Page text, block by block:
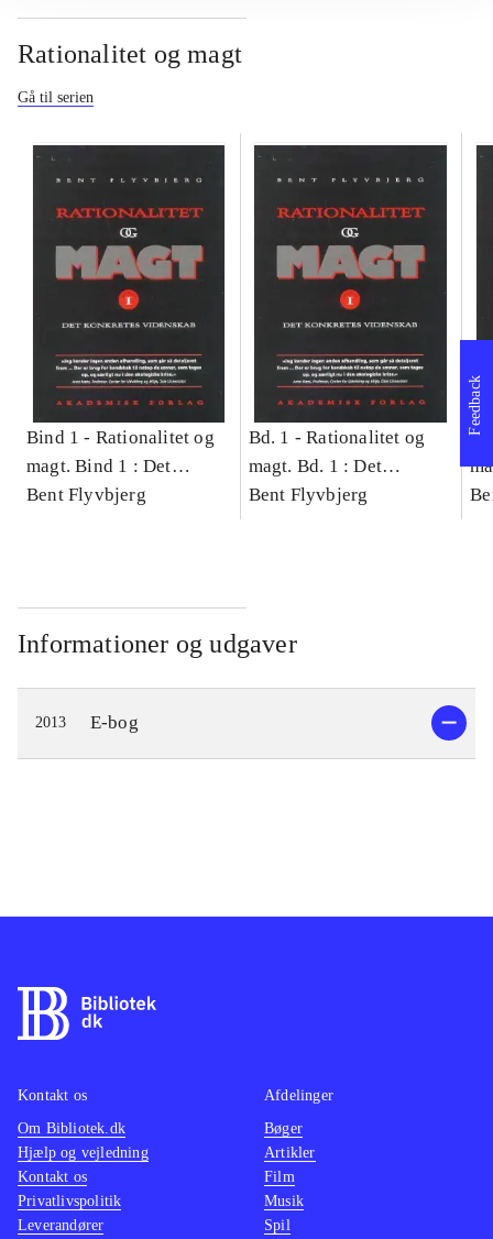
Rationalitet og magt
Gå til serien
Bind 1 - Rationalitet og
magt. Bind 1 : Det
konkretes videnskab
Bent Flyvbjerg
Bd. 1 -Rationalitet og
magt. Bd. 1 : Det
konkretes videnskab
Bent Flyvbjerg
Informationer og udgaver
2013 E-bog
Feedback
Kontakt os
Om Bibliotek.dk
Hjælp og vejledning
Kontakt os
Privatlivspolitik
Leverandører
Afdelinger
Bøger
Artikler
Film
Musik
Spil